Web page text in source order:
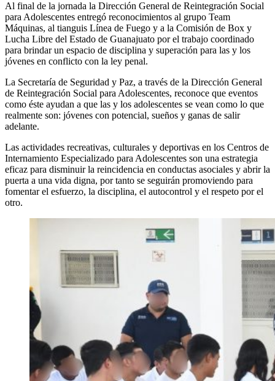
Al final de la jornada la Dirección General de Reintegración Social
para Adolescentes entregó reconocimientos al grupo Team
Máquinas, al tianguis Línea de Fuego y a la Comisión de Box y
Lucha Libre del Estado de Guanajuato por el trabajo coordinado
para brindar un espacio de disciplina y superación para las y los
jóvenes en conflicto con la ley penal.
La Secretaría de Seguridad y Paz, a través de la Dirección General
de Reintegración Social para Adolescentes, reconoce que eventos
como éste ayudan a que las y los adolescentes se vean como lo que
realmente son: jóvenes con potencial, sueños y ganas de salir
adelante.
Las actividades recreativas, culturales y deportivas en los Centros de
Internamiento Especializado para Adolescentes son una estrategia
eficaz para disminuir la reincidencia en conductas asociales y abrir la
puerta a una vida digna, por tanto se seguirán promoviendo para
fomentar el esfuerzo, la disciplina, el autocontrol y el respeto por el
otro.